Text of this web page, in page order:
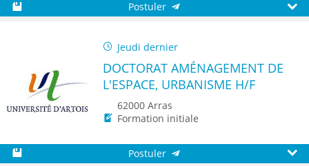
Postuler
Jeudi dernier
DOCTORAT AMÉNAGEMENT DE
L'ESPACE, URBANISME H/F
62000 Arras
Formation initiale
Postuler